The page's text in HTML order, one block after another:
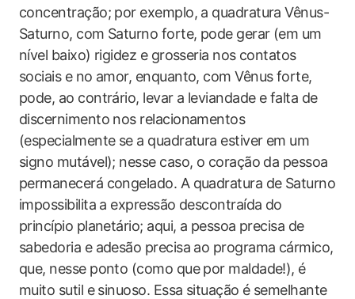
concentração; por exemplo, a quadratura Vênus-
Saturno, com Saturno forte, pode gerar (em um
nível baixo) rigidez e grosseria nos contatos
sociais e no amor, enquanto, com Vênus forte,
pode, ao contrário, levar a leviandade e falta de
discernimento nos relacionamentos
(especialmente se a quadratura estiver em um
signo mutável); nesse caso, o coração da pessoa
permanecerá congelado. A quadratura de Saturno
impossibilita a expressão descontraída do
princípio planetário; aqui, a pessoa precisa de
sabedoria e adesão precisa ao programa cármico,
que, nesse ponto (como que por maldade!), é
muito sutil e sinuoso. Essa situação é semelhante